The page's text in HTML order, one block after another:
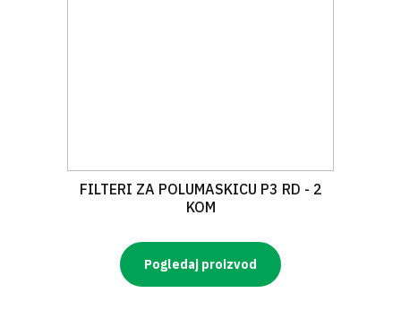
FILTERI ZA POLUMASKICU P3 RD - 2
KOM
Pogledaj proizvod